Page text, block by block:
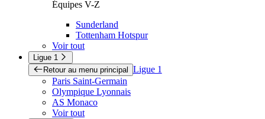
Équipes V-Z
Sunderland
Tottenham Hotspur
Voir tout
Ligue 1
Retour au menu principal Ligue 1
Paris Saint-Germain
Olympique Lyonnais
AS Monaco
Voir tout